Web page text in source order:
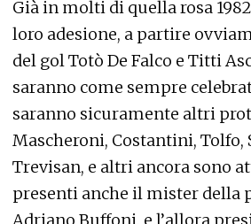
Già in molti di quella rosa
loro adesione, a partire
del gol Totò De Falco e Titti
saranno come sempre
saranno sicuramente altri
Mascheroni, Costantini, Tolfo,
Trevisan, e altri ancora sono
presenti anche il mister della